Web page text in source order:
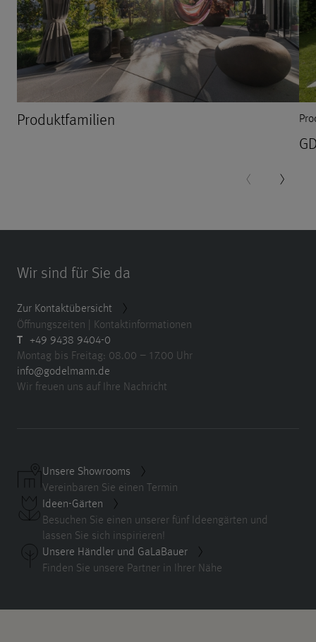
Produktfamilien
Wir sind für Sie da
Zur Kontaktübersicht
Öffnungszeiten | Kontaktinformationen
T +49 9438 9404-0
Montag bis Freitag: 08.00 – 17.00 Uhr
info@godelmann.de
Wir freuen uns auf Ihre Nachricht
Unsere Showrooms
Vereinbaren Sie einen Termin
Ideen-Gärten
Besuchen Sie einen unserer fünf Ideengärten und
lassen Sie sich inspirieren!
Unsere Händler und GaLaBauer
Finden Sie unsere Partner in Ihrer Nähe